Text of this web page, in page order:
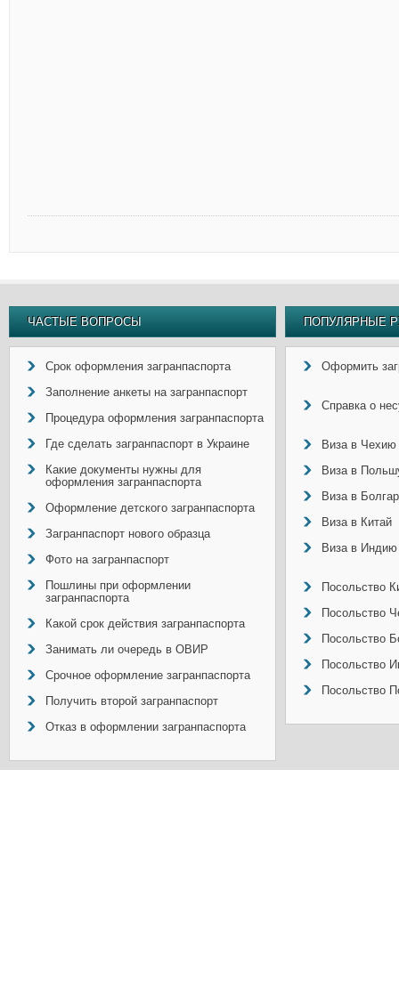
ЧАСТЫЕ ВОПРОСЫ
Срок оформления загранпаспорта
Заполнение анкеты на загранпаспорт
Процедура оформления загранпаспорта
Где сделать загранпаспорт в Украине
Какие документы нужны для
оформления загранпаспорта
Оформление детского загранпаспорта
Загранпаспорт нового образца
Фото на загранпаспорт
Пошлины при оформлении
загранпаспорта
Какой срок действия загранпаспорта
Занимать ли очередь в ОВИР
Срочное оформление загранпаспорта
Получить второй загранпаспорт
Отказ в оформлении загранпаспорта
ПОПУЛЯРНЫЕ
Оформить
Справка о
Виза в Чехию
Виза в
Виза в
Виза в Китай
Виза в Индию
Посольство
Посольство
Посольство
Посольство
Посольство